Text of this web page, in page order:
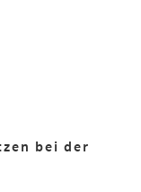
bei der